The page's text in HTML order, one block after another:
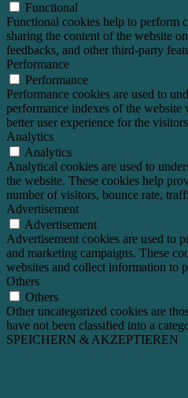
Functional
Functional cookies help to perform
sharing the content of the website
feedbacks, and other third-party
Performance
Performance
Performance cookies are used to
performance indexes of the
better user experience for the
Analytics
Analytics
Analytical cookies are used to
the website. These cookies help
number of visitors, bounce rate,
Advertisement
Advertisement
Advertisement cookies are used to
and marketing campaigns. These
websites and collect information to
Others
Others
Other uncategorized cookies are
have not been classified into a
SPEICHERN & AKZEPTIEREN